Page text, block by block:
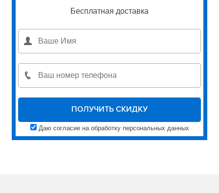
Бесплатная доставка
Даю согласие на обработку персональных данных